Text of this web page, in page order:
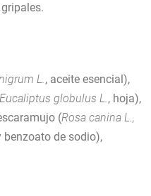
L., aceite esencial),
Eucaliptus globulus L., hoja),
(Rosa canina L.,
benzoato de sodio),